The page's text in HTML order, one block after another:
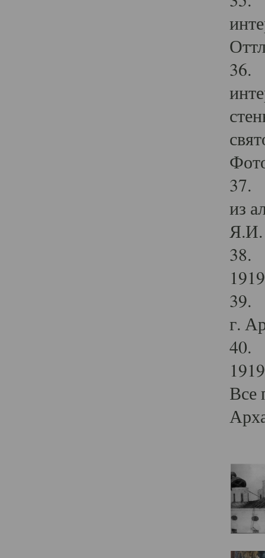
36.
37.
из
Я.И.
38.
39.
г.
40.
Все